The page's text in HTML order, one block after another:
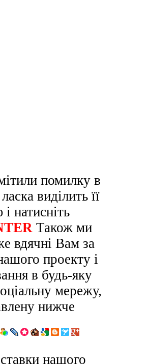
помилку в
виділить її
натисніть
Також ми
вдячні Вам за
проекту і
в будь-яку
мережу,
нижче
нашого